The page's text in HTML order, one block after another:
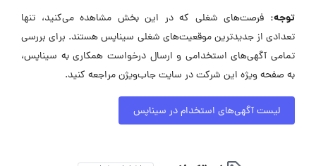
توجه: فرصت‌های شغلی که در این بخش مشاهده می‌کنید، تنها
تعدادی از جدیدترین موقعیت‌های شغلی سیناپس هستند. برای بررسی
تمامی آگهی‌های استخدامی و ارسال درخواست همکاری به سیناپس،
به صفحه ویژه این شرکت در سایت جاب‌ویژن مراجعه کنید.
لیست آگهی‌های استخدام در سیناپس